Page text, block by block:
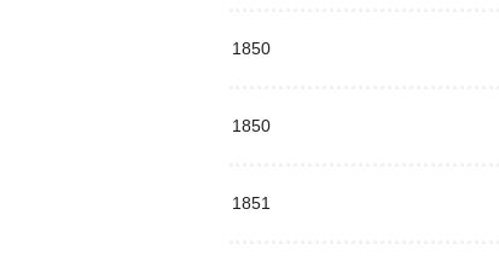
1850
1850
1851